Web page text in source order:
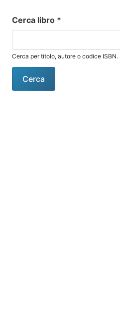
Cerca libro *
Cerca per titolo, autore o codice ISBN.